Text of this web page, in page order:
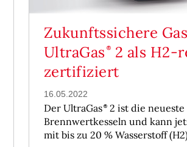
Zukunftssichere
UltraGas
2 als H2-
zertifiziert
16.05.2022
Der UltraGas 2 ist die neueste
Brennwertkesseln und kann
mit bis zu 20 % Wasserstoff